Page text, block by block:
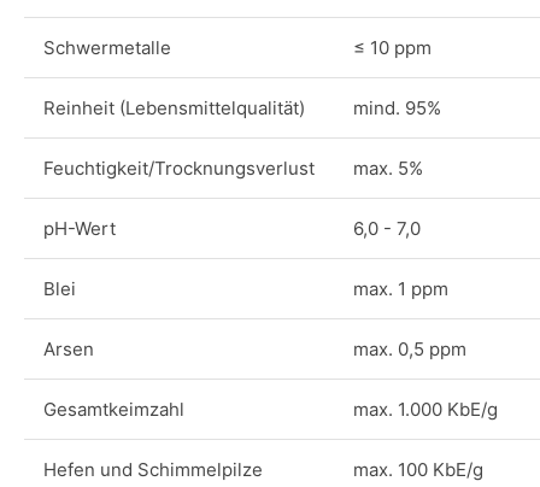
Schwermetalle ≤ 10 ppm
Reinheit (Lebensmittelqualität) mind. 95%
Feuchtigkeit/Trocknungsverlust max. 5%
pH-Wert 6,0 - 7,0
Blei max. 1 ppm
Arsen max. 0,5 ppm
Gesamtkeimzahl max. 1.000 KbE/g
Hefen und Schimmelpilze max. 100 KbE/g